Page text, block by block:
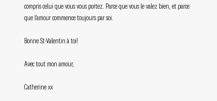
compris celui que vous vous portez. Parce que vous le valez bien, et parce
que l’amour commence toujours par soi.
Bonne St-Valentin à toi!
Avec tout mon amour,
Catherine xx